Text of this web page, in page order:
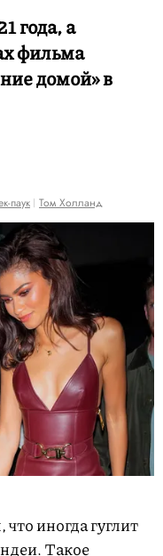
года, а
фильма
домой» в
паук Том Холланд
иногда гуглит
Такое